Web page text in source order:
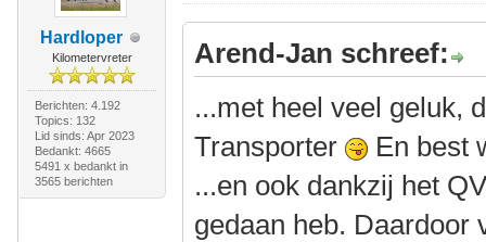
Hardloper
Kilometervreter
Berichten: 4.192
Topics: 132
Lid sinds: Apr 2023
Bedankt: 4665
5491 x bedankt in
3565 berichten
Arend-Jan schreef:
...met heel veel geluk,
Transporter
En best
...en ook dankzij het
gedaan heb. Daardoor